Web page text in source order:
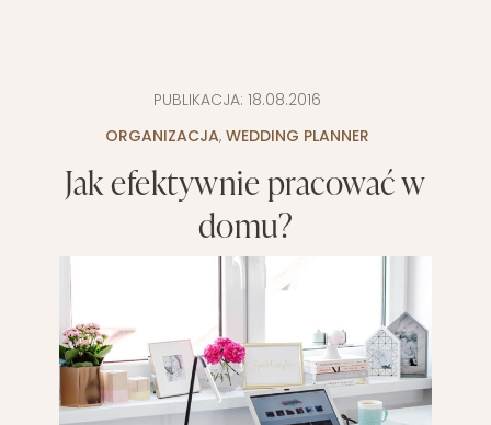
PUBLIKACJA: 18.08.2016
ORGANIZACJA, WEDDING PLANNER
Jak efektywnie pracować w
domu?